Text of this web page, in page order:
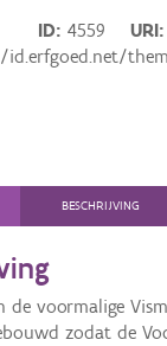
ID 4559
URI
BESCHRIJVING
de voormalige
zodat de